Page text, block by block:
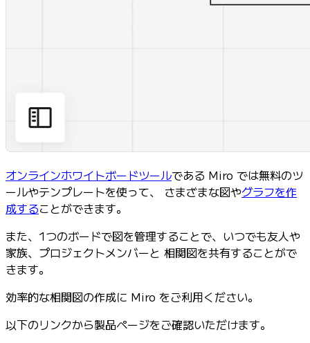
オンラインホワイトボードツールである Miro では無料のツ
ールやテンプレートを使って、 さまざまな図やグラフを作
成することができます。
また、1つのボードで図を管理することで、いつでも友人や
家族、プロジェクトメンバーと 相関図を共有することがで
きます。
効率的な相関図の作成に Miro をご利用ください。
以下のリンクから製品ページをご確認いただけます。